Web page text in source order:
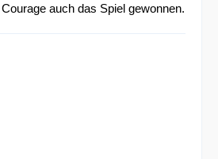
auch das Spiel gewonnen.